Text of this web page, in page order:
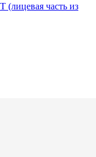
часть из